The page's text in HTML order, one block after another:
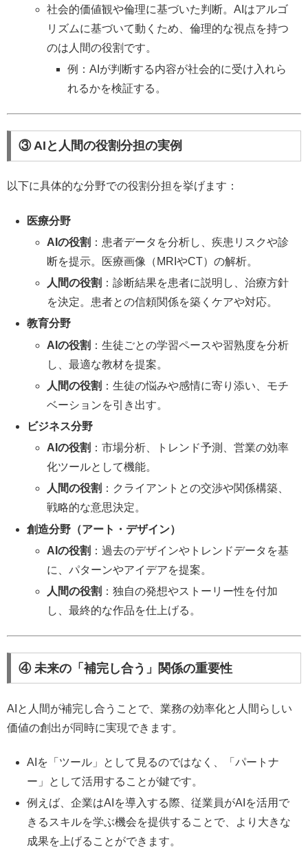
社会的価値観や倫理に基づいた判断。AIはアルゴ
リズムに基づいて動くため、倫理的な視点を持つ
のは人間の役割です。
例：AIが判断する内容が社会的に受け入れら
れるかを検証する。
③ AIと人間の役割分担の実例
以下に具体的な分野での役割分担を挙げます：
医療分野
AIの役割 ：患者データを分析し、疾患リスクや診
断を提示。医療画像（MRIやCT）の解析。
人間の役割 ：診断結果を患者に説明し、治療方針
を決定。患者との信頼関係を築くケアや対応。
教育分野
AIの役割 ：生徒ごとの学習ペースや習熟度を分析
し、最適な教材を提案。
人間の役割 ：生徒の悩みや感情に寄り添い、モチ
ベーションを引き出す。
ビジネス分野
AIの役割 ：市場分析、トレンド予測、営業の効率
化ツールとして機能。
人間の役割 ：クライアントとの交渉や関係構築、
戦略的な意思決定。
創造分野（アート・デザイン）
AIの役割 ：過去のデザインやトレンドデータを基
に、パターンやアイデアを提案。
人間の役割 ：独自の発想やストーリー性を付加
し、最終的な作品を仕上げる。
④ 未来の「補完し合う」関係の重要性
AIと人間が補完し合うことで、業務の効率化と人間らしい
価値の創出が同時に実現できます。
AIを「ツール」として見るのではなく、「パートナ
ー」として活用することが鍵です。
例えば、企業はAIを導入する際、従業員がAIを活用で
きるスキルを学ぶ機会を提供することで、より大きな
成果を上げることができます。